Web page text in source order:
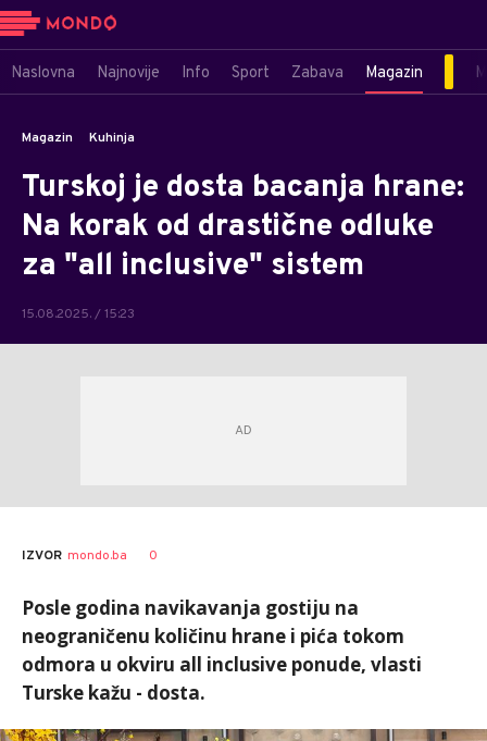
Naslovna Najnovije Info Sport Zabava Magazin
Magazin Kuhinja
Turskoj je dosta bacanja hrane:
Na korak od drastične odluke
za "all inclusive" sistem
15.08.2025. / 15:23
IZVOR mondo.ba 0
Posle godina navikavanja gostiju na
neograničenu količinu hrane i pića tokom
odmora u okviru all inclusive ponude, vlasti
Turske kažu - dosta.